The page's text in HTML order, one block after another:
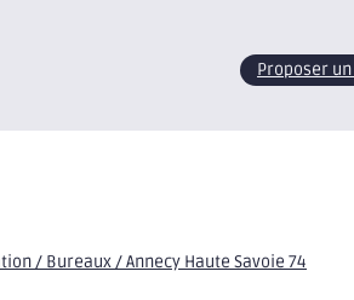
Proposer
/ Bureaux / Annecy Haute Savoie 74